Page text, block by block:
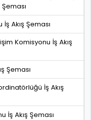
Akış Şeması
Komisyonu İş Akış
Şeması
İş Akış
Akış Şeması